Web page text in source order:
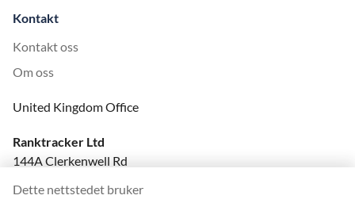
Kontakt
Kontakt oss
Om oss
United Kingdom Office
Ranktracker Ltd
144A Clerkenwell Rd
Company No: 08820809
Dette nettstedet bruker